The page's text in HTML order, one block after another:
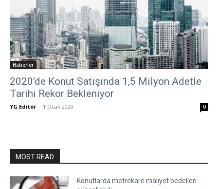
Haberler
2020’de Konut Satışında 1,5 Milyon Adetle
Tarihi Rekor Bekleniyor
YG Editör - 1 Ocak 2020 0
MOST READ
Konutlarda metrekare maliyet bedelleri